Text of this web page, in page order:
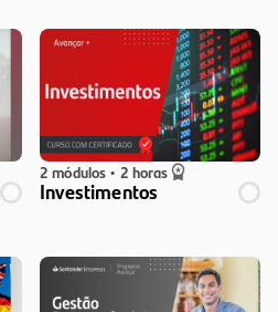
2 módulos • 2 horas
Investimentos